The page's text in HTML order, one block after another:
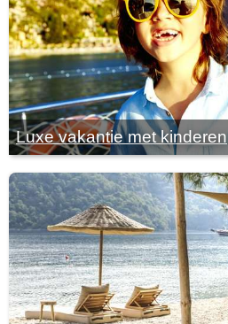
Luxe vakantie met kinderen